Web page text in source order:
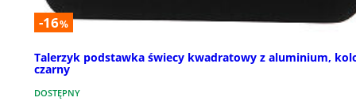
-16%
Talerzyk podstawka świecy kwadratowy z aluminium,
czarny
DOSTĘPNY